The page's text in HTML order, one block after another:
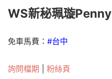
WS新秘珮璇Penny
免車馬費： #台中
詢問檔期 粉絲頁